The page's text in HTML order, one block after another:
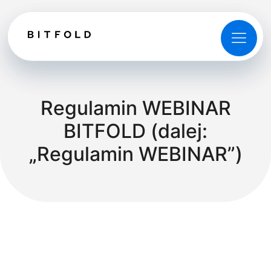
Regulamin WEBINAR
BITFOLD (dalej:
„Regulamin WEBINAR”)